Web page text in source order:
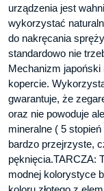
urządzenia jest
wykorzystać
do nakręcania
standardowo nie
Mechanizm japoński
kopercie.
gwarantuje, że
oraz nie powoduje
mineralne ( 5
bardzo przejrzyste,
pęknięcia.TARCZA:
modnej kolorystyce